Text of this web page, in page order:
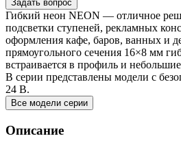
Задать вопрос
Гибкий неон NEON — отличное
подсветки ступеней, рекламных
оформления кафе, баров, ванных и
прямоугольного сечения 16×8 мм
встраивается в профиль и
В серии представлены модели с
24 В.
Все модели серии
Описание